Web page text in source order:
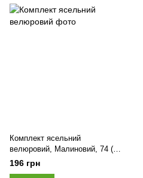
Комплект ясельний
велюровий, Малиновий, 74 (6-
12 міс)
196 грн